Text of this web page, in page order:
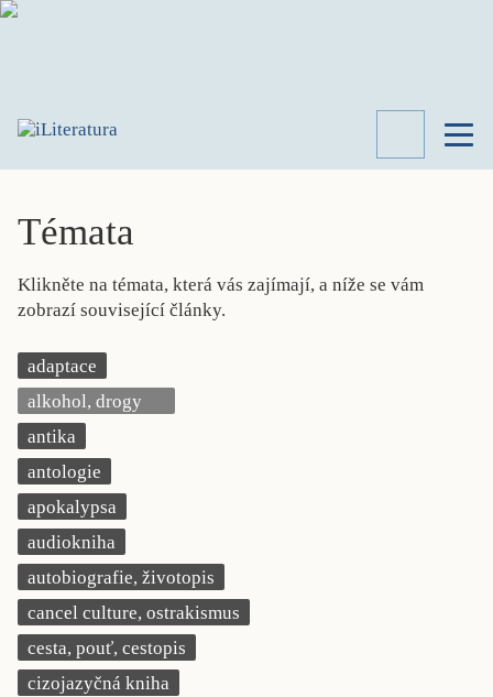
KNIHY
LITERATURY
KATEGORIE
Témata
Klikněte na témata, která vás zajímají, a níže se vám
zobrazí související články.
adaptace
alkohol, drogy
antika
antologie
apokalypsa
audiokniha
autobiografie, životopis
cancel culture, ostrakismus
cesta, pouť, cestopis
cizojazyčná kniha